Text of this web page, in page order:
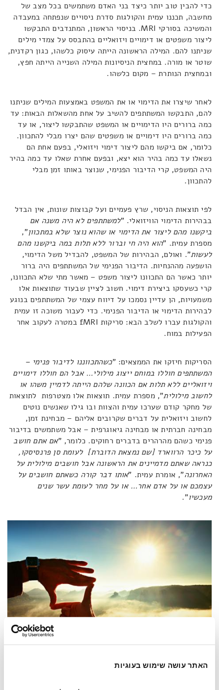
האתר עושה שימוש בעוגיות
כדי להבין טוב יותר כיצד בני האדם משתמשים בכל מצב של
מחשבה, תכננו עמית והקולגות סדרת ניסויים שנפתחה במעבדה
והמשיכה בסורקי MRI. בניסוי הראשון, המתנדבים התבקשו
ליצור משפטים או דימויים ויזואליים בהתבסס על צמדי מילים
שניתנו להם. המילה הראשונה הייתה עיסוק כלשהו, כגון רקדנית,
שוטר או מורה. במחצית הניסיונות המילה השנייה הייתה חפץ,
ובמחצית הנותרת – מקום כלשהו.
לאחר שיצרו את הדימוי או את המשפט באמצעות המילים שניתנו
להם, התבקשו המשתתפים להשיב על אחת מהשאלות הבאות: עד
כמה ברורים היו הדימויים או המשפט שהתבקשו ליצור, או עד
כמה ברורים היו דימויים או משפטים שהם יצרו מבלי להתכוון.
כלומר, אם ביקשו מהם ליצור דימוי ויזואלי, בפעם אחת הם
נשאלו עד כמה בהיר הוא יצא, ובפעם אחרת שאלו עד כמה בהיר
היה המשפט, קרי הדיבור הפנימי, שנוצר באותו זמן מבלי
להתכוון.
לפי תוצאות הניסוי, שרץ פעמיים ועל קבוצות שונות, אין הבדל
בבהירות הדימוי הוויזואלי. "למשתתפים לא היה משנה אם
ביקשנו מהם ליצור את הדימוי או שהוא נוצר שלא במתכוון",
מספרת עמית. "הוא היה חי וברור ללא תלות במה ביקשנו מהם
לעשות". ואולם, הבהירות של המשפט, להבדיל משל הדימוי,
הושפעה מההנחיות. הדיבור הפנימי של המשתתפים היה ברור
יותר כאשר הם התכוונו ליצור משפט – מאשר מתי שלא התכוונו,
קרי כשעסקו ביצירת דימוי. חשוב לציין שבעוד שתוצאות אלו
משמעויות, הן עדיין נסמכו על דיווח עצמי של המשתתפים בנוגע
לבהירות הדימוי או הדיבור הפנימי. כדי לעבור משוכה זו עמית
והקולגות עברו לשלב הבא: סריקות fMRI במטרה לעקוב אחר
הפעילות במוח.
הסריקות חיזקו את הממצאים: "כשהתכווננו לדיבור פנימי –
המשתתפים חוללו במוחם ייצוג מילולי… אבל הם חוללו דימויים
ויזואליים ללא תלות אם הכוונה שלהם הייתה לדמיין משהו או
לחשוב מילולית", מספרת עמית. תוצאות אלו מצטרפות לתוצאות
של מחקר קודם שערכו עמית והצוות ובו גילו שאנשים נוטים
לחשוב ויזואלית על דברים שקרובים אליהם – מבחינת זמן,
מבחינה חברתית או מבחינה גיאוגרפית – אבל משתמשים בדיבור
פנימי כשהם מהרהרים בדברים רחוקים. כלומר, "אם אתם חושב
על כיכר הרווארד [שם נמצאת הדוברת] לעומת סן פרנסיסקו,
כנראה שאתם מדמיינים את הראשונה אבל חושבים מילולית על
האחרונה", אומרת עמית. "אותו דבר קורה כשאתם חושבים על
עצמכם או על אדם אחר… או על מחר לעומת עשר שנים
מעכשיו".